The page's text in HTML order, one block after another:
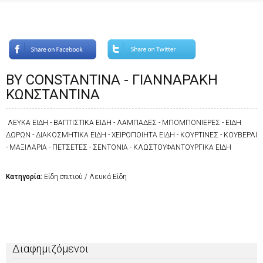
BY CONSTANTINA - ΓΙΑΝΝΑΡΑΚΗ
ΚΩΝΣΤΑΝΤΙΝΑ
ΛΕΥΚΑ ΕΙΔΗ - ΒΑΠΤΙΣΤΙΚΑ ΕΙΔΗ - ΛΑΜΠΑΔΕΣ - ΜΠΟΜΠΟΝΙΕΡΕΣ - ΕΙΔΗ
ΔΩΡΩΝ - ΔΙΑΚΟΣΜΗΤΙΚΑ ΕΙΔΗ - ΧΕΙΡΟΠΟΙΗΤΑ ΕΙΔΗ - ΚΟΥΡΤΙΝΕΣ - ΚΟΥΒΕΡΛΙ
- ΜΑΞΙΛΑΡΙΑ - ΠΕΤΣΕΤΕΣ - ΣΕΝΤΟΝΙΑ - ΚΛΩΣΤΟΥΦΑΝΤΟΥΡΓΙΚΑ ΕΙΔΗ
Κατηγορία: Είδη σπιτιού / Λευκά Είδη
Διαφημιζόμενοι